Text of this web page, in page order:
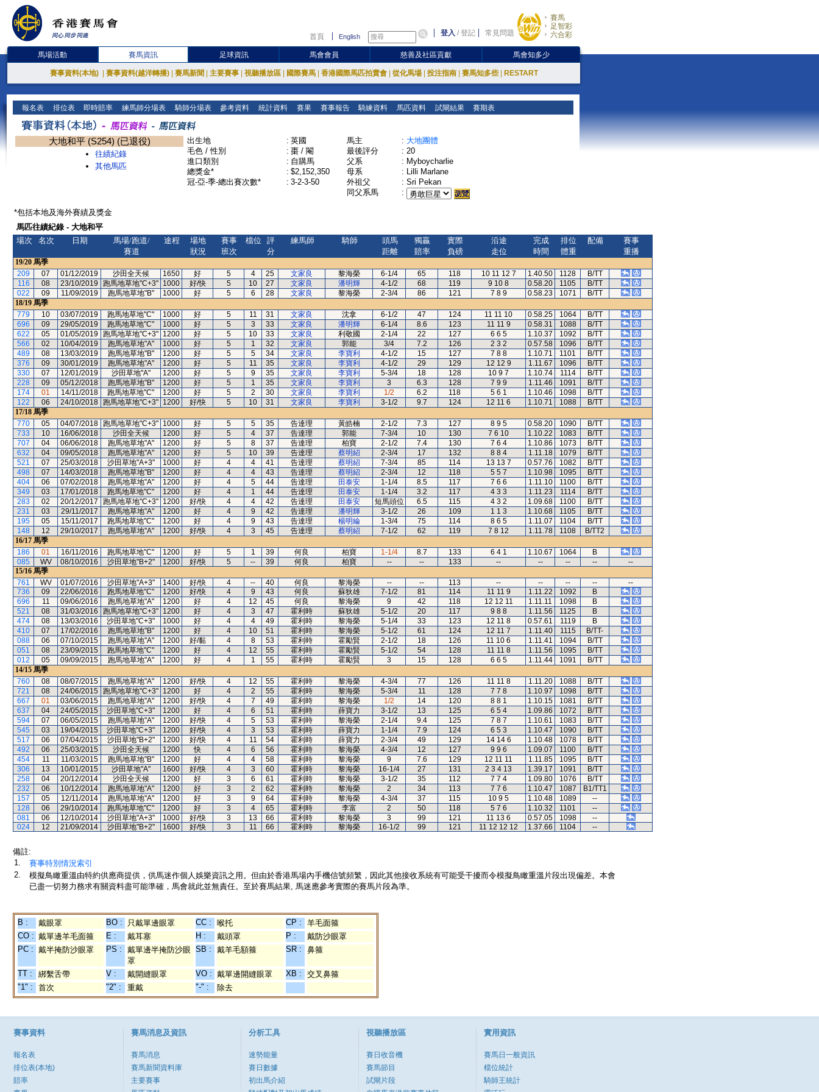
首頁 English 登入 /登記 常見問題
賽馬
足智彩
六合彩
馬場活動 賽馬資訊 足球資訊 馬會會員 慈善及社區貢獻 馬會知多少
賽事資料(本地) 賽事資料(越洋轉播) 賽馬新聞 主要賽事 視聽播放區 國際賽馬 香港國際馬匹拍賣會 從化馬場 投注指南 賽馬知多些 RESTART
報名表 排位表 即時賠率 練馬師分場表 騎師分場表 參考資料 統計資料 賽果 賽事報告 騎練資料 馬匹資料 試閘結果 賽期表
大地和平 (S254) (已退役)
往績紀錄
其他馬匹
出生地 : 英國
毛色 / 性別
: 棗 / 閹
進口類別
: 自購馬
總獎金*
: $2,152,350
冠-亞-季-總出賽次數*
: 3-2-3-50
馬主 : 大地團體
最後評分
: 20
父系
: Myboycharlie
母系
: Lilli Marlane
外祖父
: Sri Pekan
同父系馬
:
*包括本地及海外賽績及獎金
馬匹往績紀錄 - 大地和平
場次
名次 日期
馬場/跑道/
賽道
途程
場地
狀況
賽事
班次
檔位
評
分
練馬師 騎師
頭馬
距離
獨贏
賠率
實際
負磅
沿途
走位
完成
時間
排位
體重
配備
賽事
重播
19/20 馬季
209
07 01/12/2019 沙田全天候 1650 好 5 4 25 文家良 黎海榮 6-1/4 65 118 10 11 12 7 1.40.50 1128
B/TT
116
08 23/10/2019 跑馬地草地"C+3" 1000 好/快 5 10 27 文家良 潘明輝 4-1/2 68 119 9 10 8 0.58.20 1105
B/TT
022
09 11/09/2019 跑馬地草地"B" 1000 好 5 6 28 文家良 黎海榮 2-3/4 86 121 7 8 9 0.58.23 1071
B/TT
18/19 馬季
779
10 03/07/2019 跑馬地草地"C" 1000 好 5 11 31 文家良 沈拿 6-1/2 47 124 11 11 10 0.58.25 1064
B/TT
696
09 29/05/2019 跑馬地草地"C" 1000 好 5 3 33 文家良 潘明輝 6-1/4 8.6 123 11 11 9 0.58.31 1088
B/TT
622
05 01/05/2019 跑馬地草地"C+3" 1200 好 5 10 33 文家良 利敬國 2-1/4 22 127 6 6 5 1.10.37 1092
B/TT
566
02 10/04/2019 跑馬地草地"A" 1000 好 5 1 32 文家良 郭能 3/4 7.2 126 2 3 2 0.57.58 1096
B/TT
489
08 13/03/2019 跑馬地草地"B" 1200 好 5 5 34 文家良 李寶利 4-1/2 15 127 7 8 8 1.10.71 1101
B/TT
376
09 30/01/2019 跑馬地草地"A" 1200 好 5 11 35 文家良 李寶利 4-1/2 29 129 12 12 9 1.11.67 1096
B/TT
330
07 12/01/2019 沙田草地"A" 1200 好 5 9 35 文家良 李寶利 5-3/4 18 128 10 9 7 1.10.74 1114
B/TT
228
09 05/12/2018 跑馬地草地"B" 1200 好 5 1 35 文家良 李寶利 3 6.3 128 7 9 9 1.11.46 1091
B/TT
174
01 14/11/2018 跑馬地草地"C" 1200 好 5 2 30 文家良 李寶利 1/2 6.2 118 5 6 1 1.10.46 1098
B/TT
122
06 24/10/2018 跑馬地草地"C+3" 1200 好/快 5 10 31 文家良 李寶利 3-1/2 9.7 124 12 11 6 1.10.71 1088
B/TT
17/18 馬季
770
05 04/07/2018 跑馬地草地"C+3" 1000 好 5 5 35 告達理 黃皓楠 2-1/2 7.3 127 8 9 5 0.58.20 1090
B/TT
733
10 16/06/2018 沙田全天候 1200 好 5 4 37 告達理 郭能 7-3/4 10 130 7 6 10 1.10.22 1083
B/TT
707
04 06/06/2018 跑馬地草地"A" 1200 好 5 8 37 告達理 柏寶 2-1/2 7.4 130 7 6 4 1.10.86 1073
B/TT
632
04 09/05/2018 跑馬地草地"A" 1200 好 5 10 39 告達理 蔡明紹 2-3/4 17 132 8 8 4 1.11.18 1079
B/TT
521
07 25/03/2018 沙田草地"A+3" 1000 好 4 4 41 告達理 蔡明紹 7-3/4 85 114 13 13 7 0.57.76 1082
B/TT
498
07 14/03/2018 跑馬地草地"B" 1200 好 4 4 43 告達理 蔡明紹 2-3/4 12 118 5 5 7 1.10.98 1095
B/TT
404
06 07/02/2018 跑馬地草地"A" 1200 好 4 5 44 告達理 田泰安 1-1/4 8.5 117 7 6 6 1.11.10 1100
B/TT
349
03 17/01/2018 跑馬地草地"C" 1200 好 4 1 44 告達理 田泰安 1-1/4 3.2 117 4 3 3 1.11.23 1114
B/TT
283
02 20/12/2017 跑馬地草地"C+3" 1200 好/快 4 4 42 告達理 田泰安 短馬頭位 6.5 115 4 3 2 1.09.68 1100
B/TT
231
03 29/11/2017 跑馬地草地"A" 1200 好 4 9 42 告達理 潘明輝 3-1/2 26 109 1 1 3 1.10.68 1105
B/TT
195
05 15/11/2017 跑馬地草地"C" 1200 好 4 9 43 告達理 楊明綸 1-3/4 75 114 8 6 5 1.11.07 1104
B/TT
148
12 29/10/2017 跑馬地草地"A" 1200 好/快 4 3 45 告達理 蔡明紹 7-1/2 62 119 7 8 12 1.11.78 1108
B/TT2
16/17 馬季
186
01 16/11/2016 跑馬地草地"C" 1200 好 5 1 39 何良 柏寶 1-1/4 8.7 133 6 4 1 1.10.67 1064
B
085
WV 08/10/2016 沙田草地"B+2" 1200 好/快 5 -- 39 何良 柏寶 -- -- 133 -- -- -- --
--
15/16 馬季
761
WV 01/07/2016 沙田草地"A+3" 1400 好/快 4 -- 40 何良 黎海榮 -- -- 113 -- -- -- --
--
736
09 22/06/2016 跑馬地草地"C" 1200 好/快 4 9 43 何良 蘇狄雄 7-1/2 81 114 11 11 9 1.11.22 1092
B
696
11 09/06/2016 跑馬地草地"A" 1200 好 4 12 45 何良 黎海榮 9 42 118 12 12 11 1.11.11 1098
B
521
08 31/03/2016 跑馬地草地"C+3" 1200 好 4 3 47 霍利時 蘇狄雄 5-1/2 20 117 9 8 8 1.11.56 1125
B
474
08 13/03/2016 沙田草地"C+3" 1000 好 4 4 49 霍利時 黎海榮 5-1/4 33 123 12 11 8 0.57.61 1119
B
410
07 17/02/2016 跑馬地草地"B" 1200 好 4 10 51 霍利時 黎海榮 5-1/2 61 124 12 11 7 1.11.40 1115
B/TT-
088
06 07/10/2015 跑馬地草地"A" 1200 好/黏 4 8 53 霍利時 霍勵賢 2-1/2 18 126 11 10 6 1.11.41 1094
B/TT
051
08 23/09/2015 跑馬地草地"C" 1200 好 4 12 55 霍利時 霍勵賢 5-1/2 54 128 11 11 8 1.11.56 1095
B/TT
012
05 09/09/2015 跑馬地草地"A" 1200 好 4 1 55 霍利時 霍勵賢 3 15 128 6 6 5 1.11.44 1091
B/TT
14/15 馬季
760
08 08/07/2015 跑馬地草地"A" 1200 好/快 4 12 55 霍利時 黎海榮 4-3/4 77 126 11 11 8 1.11.20 1088
B/TT
721
08 24/06/2015 跑馬地草地"C+3" 1200 好 4 2 55 霍利時 黎海榮 5-3/4 11 128 7 7 8 1.10.97 1098
B/TT
667
01 03/06/2015 跑馬地草地"A" 1200 好/快 4 7 49 霍利時 黎海榮 1/2 14 120 8 8 1 1.10.15 1081
B/TT
637
04 24/05/2015 沙田草地"C+3" 1200 好 4 6 51 霍利時 薛寶力 3-1/2 13 125 6 5 4 1.09.86 1072
B/TT
594
07 06/05/2015 跑馬地草地"A" 1200 好/快 4 5 53 霍利時 黎海榮 2-1/4 9.4 125 7 8 7 1.10.61 1083
B/TT
545
03 19/04/2015 沙田草地"C+3" 1200 好/快 4 3 53 霍利時 薛寶力 1-1/4 7.9 124 6 5 3 1.10.47 1090
B/TT
517
06 07/04/2015 沙田草地"B+2" 1200 好/快 4 11 54 霍利時 薛寶力 2-3/4 49 129 14 14 6 1.10.48 1078
B/TT
492
06 25/03/2015 沙田全天候 1200 快 4 6 56 霍利時 黎海榮 4-3/4 12 127 9 9 6 1.09.07 1100
B/TT
454
11 11/03/2015 跑馬地草地"B" 1200 好 4 4 58 霍利時 黎海榮 9 7.6 129 12 11 11 1.11.85 1095
B/TT
306
13 10/01/2015 沙田草地"A" 1600 好/快 4 3 60 霍利時 黎海榮 16-1/4 27 131 2 3 4 13 1.39.17 1091
B/TT
258
04 20/12/2014 沙田全天候 1200 好 3 6 61 霍利時 黎海榮 3-1/2 35 112 7 7 4 1.09.80 1076
B/TT
232
06 10/12/2014 跑馬地草地"A" 1200 好 3 2 62 霍利時 黎海榮 2 34 113 7 7 6 1.10.47 1087
B1/TT1
157
05 12/11/2014 跑馬地草地"A" 1200 好 3 9 64 霍利時 黎海榮 4-3/4 37 115 10 9 5 1.10.48 1089
--
128
06 29/10/2014 跑馬地草地"C" 1200 好 3 4 65 霍利時 李富 2 50 118 5 7 6 1.10.32 1101
--
081
06 12/10/2014 沙田草地"A+3" 1000 好/快 3 13 66 霍利時 黎海榮 3 99 121 11 13 6 0.57.05 1098
--
024
12 21/09/2014 沙田草地"B+2" 1600 好/快 3 11 66 霍利時 黎海榮 16-1/2 99 121 11 12 12 12 1.37.66 1104 --
備註:
1.
賽事特別情況索引
2.
模擬鳥瞰重溫由特約供應商提供，供馬迷作個人娛樂資訊之用。但由於香港馬場內手機信號頻繁，因此其他接收系統有可能受干擾而令模擬鳥瞰重溫片段出現偏差。本會
已盡一切努力務求有關資料盡可能準確，馬會就此並無責任。至於賽馬結果, 馬迷應參考實際的賽馬片段為準。
B : 戴眼罩 BO : 只戴單邊眼罩 CC : 喉托 CP :
羊毛面箍
CO : 戴單邊羊毛面箍 E : 戴耳塞 H : 戴頭罩 P :
戴防沙眼罩
PC : 戴半掩防沙眼罩 PS :
戴單邊半掩防沙眼
罩
SB : 戴羊毛額箍 SR : 鼻箍
TT : 綁繫舌帶 V : 戴開縫眼罩 VO : 戴單邊開縫眼罩 XB :
交叉鼻箍
"1" :
首次 "2" : 重戴 "-" : 除去
賽事資料
報名表
排位表(本地)
賠率
賽馬消息及資訊
賽馬消息
賽馬新聞資料庫
主要賽事
分析工具
速勢能量
賽日數據
初出馬介紹
視聽播放區
賽日收音機
賽馬節目
試閘片段
實用資訊
賽馬日一般資訊
檔位統計
騎師王統計